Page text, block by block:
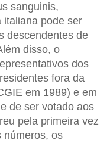
sanguinis,
italiana pode ser
descendentes de
disso, o
dos
fora da
em 1989) e em
de ser votado aos
pela primeira vez
números, os